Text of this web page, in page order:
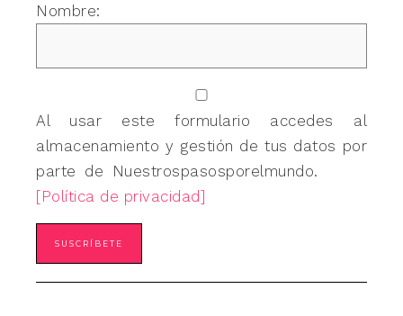
Nombre:
Al usar este formulario accedes al
almacenamiento y gestión de tus datos por
parte de Nuestrospasosporelmundo.
[Política de privacidad]